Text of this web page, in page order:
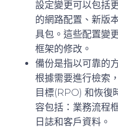
設定變更可以包括
的網路配置、新版
具包。這些配置變
框架的修改。
備份是指以可靠的
根據需要進行檢索
目標(RPO) 和恢復
容包括：業務流程
日誌和客戶資料。